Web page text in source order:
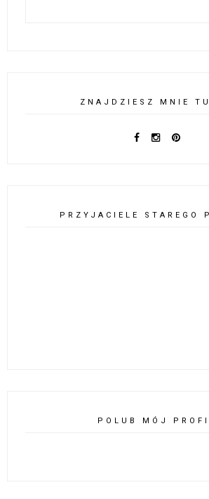
ZNAJDZIESZ MNIE
PRZYJACIELE STAREGO
POLUB MÓJ